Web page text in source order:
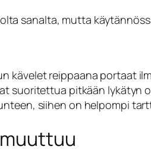
sanalta, mutta
kävelet reippaana portaat
suoritettua pitkään lykätyn
siihen on helpompi